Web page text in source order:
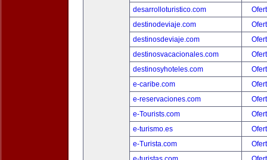
desarrolloturistico.com
destinodeviaje.com
destinosdeviaje.com
destinosvacacionales.com
destinosyhoteles.com
e-caribe.com
e-reservaciones.com
e-Tourists.com
e-turismo.es
e-Turista.com